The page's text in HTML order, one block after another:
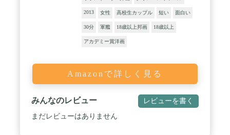
2013 女性 高校生カップル 短い 面白い
30分 軍艦 18歳以上邦画 18歳以上
アカデミー賞洋画
Amazonで詳しく見る
みんなのレビュー レビューを書く
まだレビューはありません